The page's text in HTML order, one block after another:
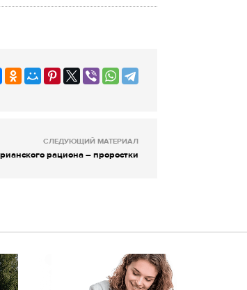
СЛЕДУЮЩИЙ МАТЕРИАЛ
рациона – проростки